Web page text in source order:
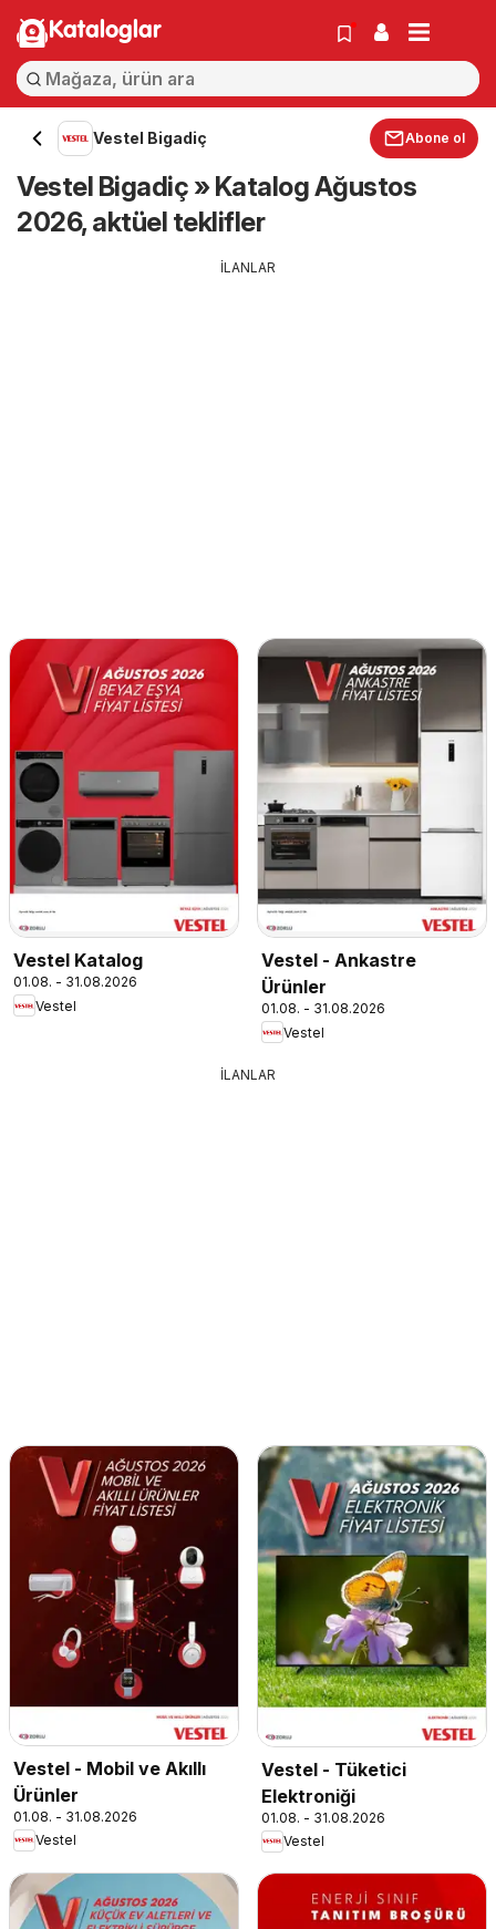
Kataloglar
Vestel Bigadiç Abone ol
Vestel Bigadiç » Katalog Ağustos
2026, aktüel teklifler
İLANLAR
Vestel Katalog
01.08. - 31.08.2026
Vestel
Vestel - Ankastre
Ürünler
01.08. - 31.08.2026
Vestel
İLANLAR
Vestel - Mobil ve Akıllı
Ürünler
01.08. - 31.08.2026
Vestel
Vestel - Tüketici
Elektroniği
01.08. - 31.08.2026
Vestel